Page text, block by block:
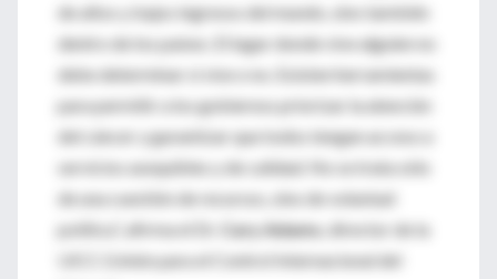
de altos y bajos ingresos del mundo, sino también
dentro de los países. El lugar donde vive alguien no
debe determinar si vive o no. Existen herramientas
para permitir a los gobiernos priorizar la atención
del cáncer y garantizar que todos tengan acceso a
servicios asequibles y de calidad. No se trata sólo
de una cuestión de recursos, sino de voluntad
política”, afirma el Dr.
Cary Adams , director de la
UICC (Unión para el Control Internacional del